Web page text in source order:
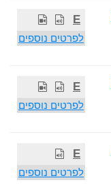
E
לפרטים נוספים
E
לפרטים נוספים
E
לפרטים נוספים